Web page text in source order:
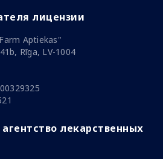
лицензии
Aptiekas"
Rīga, LV-1004
лекарственных